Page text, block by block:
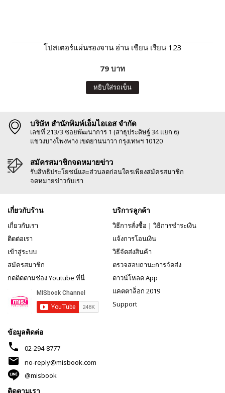
โปสเตอร์แผ่นรองจาน อ่าน เขียน เรียน 123
79 บาท
หยิบใส่รถเข็น
บริษัท สำนักพิมพ์เอ็มไอเอส จำกัด
เลขที่ 213/3 ซอยพัฒนาการ 1 (สาธุประดิษฐ์ 34 แยก 6)
แขวงบางโพงพาง เขตยานนาวา กรุงเทพฯ 10120
สมัครสมาชิกจดหมายข่าว
รับสิทธิประโยชน์และส่วนลดก่อนใครเพียงสมัครสมาชิก
จดหมายข่าวกับเรา
เกี่ยวกับร้าน
เกี่ยวกับเรา
ติดต่อเรา
เข้าสู่ระบบ
สมัครสมาชิก
กดติดตามช่อง Youtube ที่นี่
บริการลูกค้า
วิธีการสั่งซื้อ | วิธีการชำระเงิน
แจ้งการโอนเงิน
วิธีจัดส่งสินค้า
ตรวจสอบถานะการจัดส่ง
ดาวน์โหลด App
แคตตาล็อก 2019
Support
ข้อมูลติดต่อ
phone 02-294-8777
mail
no-reply@misbook.com
@misbook
ติดตามเรา